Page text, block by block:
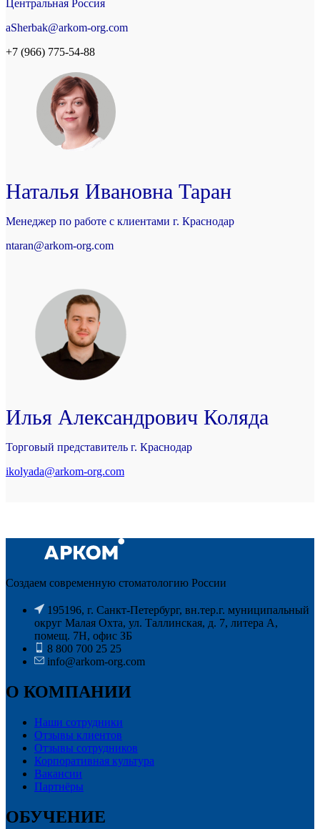
Центральная Россия
aSherbak@arkom-org.com
+7 (966) 775-54-88
Наталья Ивановна Таран
Менеджер по работе с клиентами г. Краснодар
ntaran@arkom-org.com
Илья Александрович Коляда
Торговый представитель г. Краснодар
ikolyada@arkom-org.com
Создаем современную стоматологию России
195196, г. Санкт-Петербург, вн.тер.г. муниципальный
округ Малая Охта, ул. Таллинская, д. 7, литера А,
помещ. 7Н, офис ЗБ
8 800 700 25 25
info@arkom-org.com
О КОМПАНИИ
Наши сотрудники
Отзывы клиентов
Отзывы сотрудников
Корпоративная культура
Вакансии
Партнёры
ОБУЧЕНИЕ